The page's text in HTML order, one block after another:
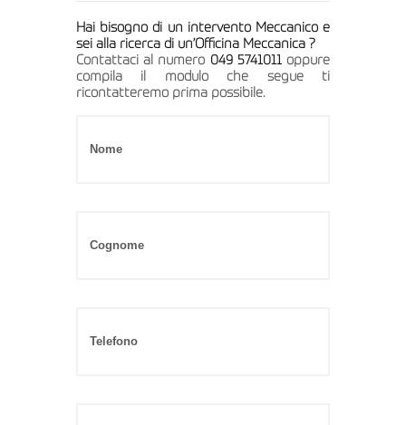
Hai bisogno di un intervento Meccanico e
sei alla ricerca di un’Officina Meccanica ?
Contattaci al numero 049 5741011oppure
compila il modulo che segue ti
ricontatteremo prima possibile.